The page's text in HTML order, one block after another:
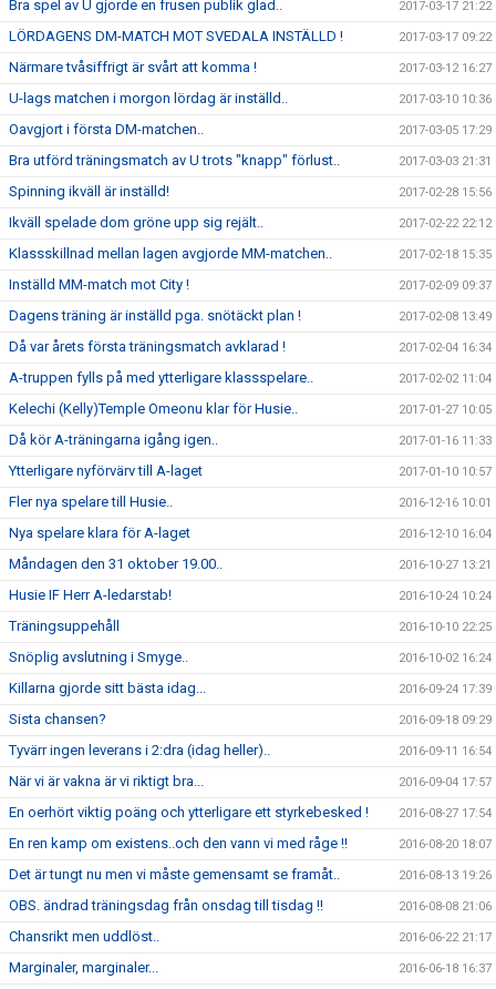
Bra spel av U gjorde en frusen publik glad.. 2017-03-17 21:22
LÖRDAGENS DM-MATCH MOT SVEDALA INSTÄLLD ! 2017-03-17 09:22
Närmare tvåsiffrigt är svårt att komma ! 2017-03-12 16:27
U-lags matchen i morgon lördag är inställd.. 2017-03-10 10:36
Oavgjort i första DM-matchen.. 2017-03-05 17:29
Bra utförd träningsmatch av U trots "knapp" förlust.. 2017-03-03 21:31
Spinning ikväll är inställd! 2017-02-28 15:56
Ikväll spelade dom gröne upp sig rejält.. 2017-02-22 22:12
Klassskillnad mellan lagen avgjorde MM-matchen.. 2017-02-18 15:35
Inställd MM-match mot City ! 2017-02-09 09:37
Dagens träning är inställd pga. snötäckt plan ! 2017-02-08 13:49
Då var årets första träningsmatch avklarad ! 2017-02-04 16:34
A-truppen fylls på med ytterligare klassspelare.. 2017-02-02 11:04
Kelechi (Kelly)Temple Omeonu klar för Husie.. 2017-01-27 10:05
Då kör A-träningarna igång igen.. 2017-01-16 11:33
Ytterligare nyförvärv till A-laget 2017-01-10 10:57
Fler nya spelare till Husie.. 2016-12-16 10:01
Nya spelare klara för A-laget 2016-12-10 16:04
Måndagen den 31 oktober 19.00.. 2016-10-27 13:21
Husie IF Herr A-ledarstab! 2016-10-24 10:24
Träningsuppehåll 2016-10-10 22:25
Snöplig avslutning i Smyge.. 2016-10-02 16:24
Killarna gjorde sitt bästa idag... 2016-09-24 17:39
Sista chansen? 2016-09-18 09:29
Tyvärr ingen leverans i 2:dra (idag heller).. 2016-09-11 16:54
När vi är vakna är vi riktigt bra... 2016-09-04 17:57
En oerhört viktig poäng och ytterligare ett styrkebesked ! 2016-08-27 17:54
En ren kamp om existens..och den vann vi med råge !! 2016-08-20 18:07
Det är tungt nu men vi måste gemensamt se framåt.. 2016-08-13 19:26
OBS. ändrad träningsdag från onsdag till tisdag !! 2016-08-08 21:06
Chansrikt men uddlöst.. 2016-06-22 21:17
Marginaler, marginaler... 2016-06-18 16:37